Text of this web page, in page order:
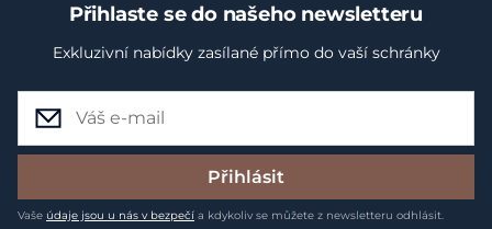
Přihlaste se do našeho newsletteru
Exkluzivní nabídky zasílané přímo do vaší schránky
Přihlásit
Vaše údaje jsou u nás v bezpečí a kdykoliv se můžete z newsletteru odhlásit.